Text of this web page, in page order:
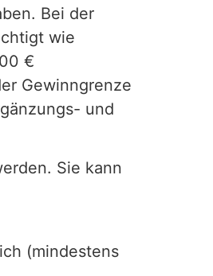
Bei der
wie
€
Gewinngrenze
und
Sie kann
(mindestens